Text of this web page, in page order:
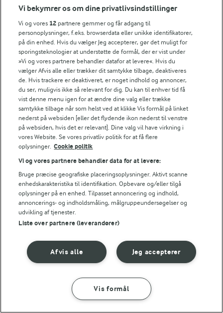
1 2 3 4 5
Tips til opskriften
Vi ved, at det tit er de små ting, der gør forskellen i
køkkenet. Derfor deler vi de tips, vi selv bruger, når vi
laver mad og udvikler opskrifter.
TIP
Skal det gå lidt hurtigere kan du stille tærtebunden i fryseren
NÆRINGSINDHOLD, PR 100 G
Energiindhold:
1080 kJ / 258 kcal
ENERGI PR 100 G
God gammeldags jordbærgrød hører sommeren til
- smager af gode minder...
SÅDAN GØR DU INGREDIENSER
Vi bekymrer os om dine privatlivsindstillinger
Vi og vores 12 partnere gemmer og får adgang til
personoplysninger, f.eks. browserdata eller unikke identifikatorer,
på din enhed. Hvis du vælger Jeg accepterer, gør det muligt for
sporingsteknologier at understøtte de formål, der er vist under
»Vi og vores partnere behandler datafor at levere«. Hvis du
vælger Afvis alle eller trækker dit samtykke tilbage, deaktiveres
de. Hvis trackere er deaktiveret, er noget indhold og annoncer,
du ser, muligvis ikke så relevant for dig. Du kan til enhver tid få
vist denne menu igen for at ændre dine valg eller trække
samtykke tilbage når som helst ved at klikke Vis formål på linket
nederst på websiden [eller det flydende ikon nederst til venstre
på websiden, hvis det er relevant]. Dine valg vil have virkning i
vores Website. Se vores privatliv politik for at få flere
oplysninger. Cookie politik
Vi og vores partnere behandler data for at levere:
Bruge præcise geografiske placeringsoplysninger. Aktivt scanne
enhedskarakteristika til identifikation. Opbevare og/eller tilgå
oplysninger på en enhed. Tilpasset annoncering og indhold,
annoncerings- og indholdsmåling, målgruppeundersøgelser og
udvikling af tjenester.
Liste over partnere (leverandører)
Jeg accepterer
Afvis alle
Vis formål